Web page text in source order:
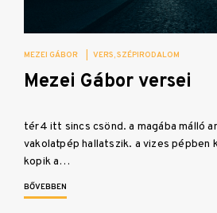
MEZEI GÁBOR VERS SZÉPIRODALOM
Mezei Gábor versei
tér4 itt sincs csönd. a magába málló
vakolatpép hallatszik. a vizes pépben
kopik a…
BŐVEBBEN